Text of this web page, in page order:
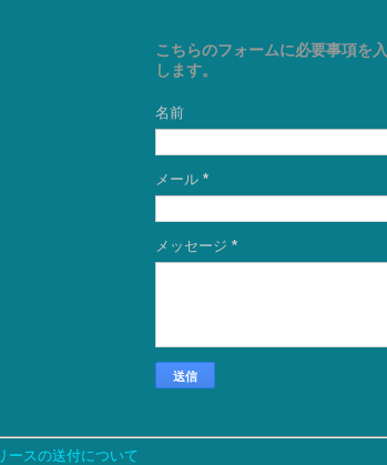
こちらのフォームに必要事項を
します。
名前
メール *
メッセージ *
ースの送付について